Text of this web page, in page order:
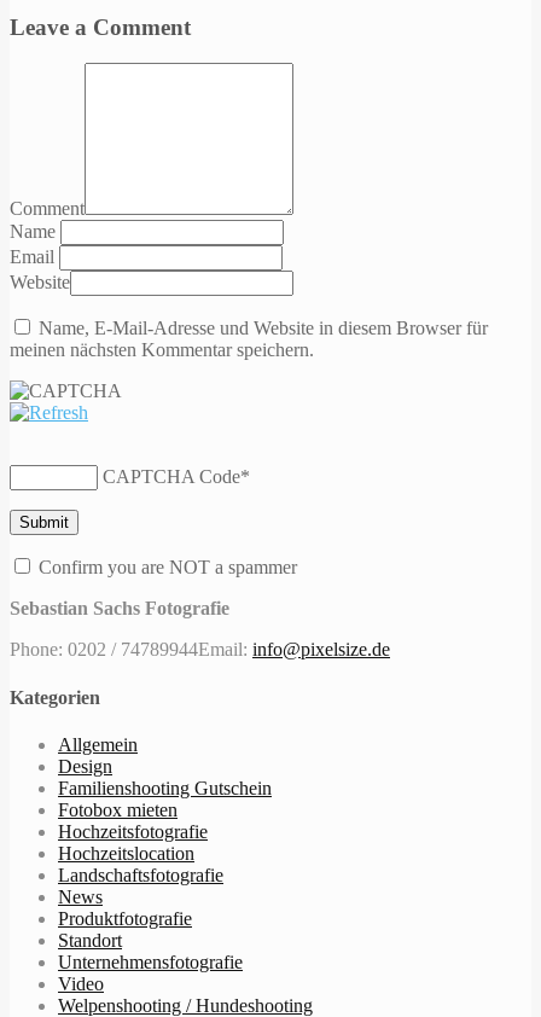
Leave a Comment
Comment
Name
Email
Website
Name, E-Mail-Adresse und Website in diesem Browser für
meinen nächsten Kommentar speichern.
CAPTCHA Code*
Confirm you are NOT a spammer
Sebastian Sachs Fotografie
Phone: 0202 / 74789944Email: info@pixelsize.de
Kategorien
Allgemein
Design
Familienshooting Gutschein
Fotobox mieten
Hochzeitsfotografie
Hochzeitslocation
Landschaftsfotografie
News
Produktfotografie
Standort
Unternehmensfotografie
Video
Welpenshooting / Hundeshooting